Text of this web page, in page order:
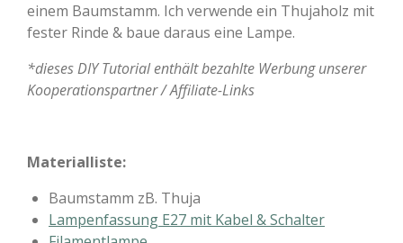
einem Baumstamm. Ich verwende ein Thujaholz mit
fester Rinde & baue daraus eine Lampe.
*dieses DIY Tutorial enthält bezahlte Werbung unserer
Kooperationspartner / Affiliate-Links
Materialliste:
Baumstamm zB. Thuja
Lampenfassung E27 mit Kabel & Schalter